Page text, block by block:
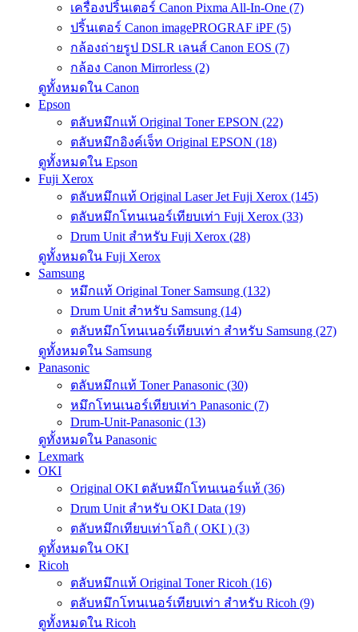
เครื่องปริ้นเตอร์ Canon Pixma All-In-One (7)
ปริ้นเตอร์ Canon imagePROGRAF iPF (5)
กล้องถ่ายรูป DSLR เลนส์ Canon EOS (7)
กล้อง Canon Mirrorless (2)
ดูทั้งหมดใน Canon
Epson
ตลับหมึกแท้ Original Toner EPSON (22)
ตลับหมึกอิงค์เจ็ท Original EPSON (18)
ดูทั้งหมดใน Epson
Fuji Xerox
ตลับหมึกแท้ Original Laser Jet Fuji Xerox (145)
ตลับหมึกโทนเนอร์เทียบเท่า Fuji Xerox (33)
Drum Unit สำหรับ Fuji Xerox (28)
ดูทั้งหมดใน Fuji Xerox
Samsung
หมึกแท้ Original Toner Samsung (132)
Drum Unit สำหรับ Samsung (14)
ตลับหมึกโทนเนอร์เทียบเท่า สำหรับ Samsung (27)
ดูทั้งหมดใน Samsung
Panasonic
ตลับหมึกแท้ Toner Panasonic (30)
หมึกโทนเนอร์เทียบเท่า Panasonic (7)
Drum-Unit-Panasonic (13)
ดูทั้งหมดใน Panasonic
Lexmark
OKI
Original OKI ตลับหมึกโทนเนอร์แท้ (36)
Drum Unit สำหรับ OKI Data (19)
ตลับหมึกเทียบเท่าโอกิ ( OKI ) (3)
ดูทั้งหมดใน OKI
Ricoh
ตลับหมึกแท้ Original Toner Ricoh (16)
ตลับหมึกโทนเนอร์เทียบเท่า สำหรับ Ricoh (9)
ดูทั้งหมดใน Ricoh